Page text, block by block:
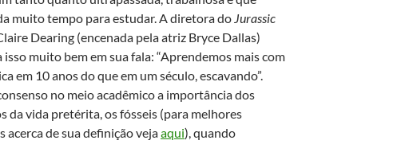
muito tempo para estudar. A diretora do Jurassic
Dearing (encenada pela atriz Bryce Dallas)
isso muito bem em sua fala: “Aprendemos mais com
em 10 anos do que em um século, escavando”.
no meio acadêmico a importância dos
da vida pretérita, os fósseis (para melhores
acerca de sua definição vejaaqui), quando